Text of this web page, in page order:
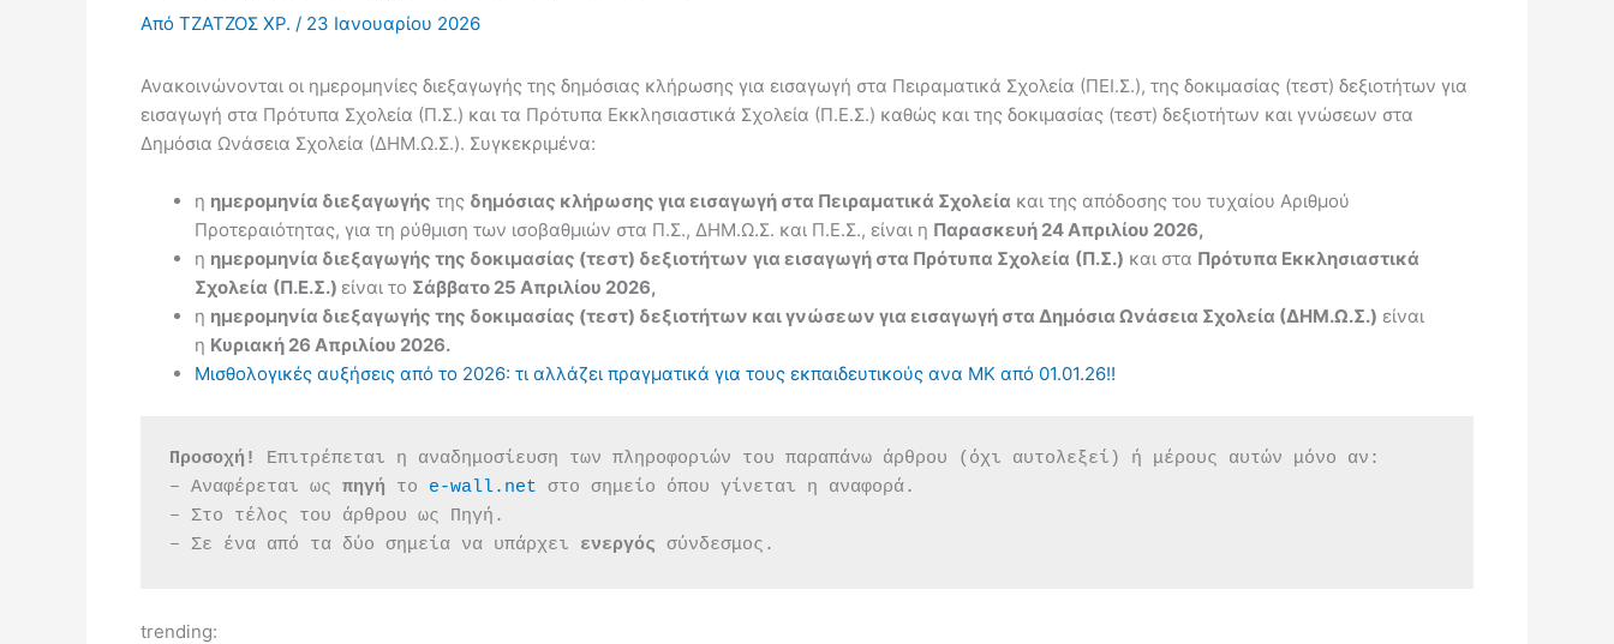
Από ΤΖΑΤΖΟΣ ΧΡ. / 23 Ιανουαρίου 2026
Ανακοινώνονται οι ημερομηνίες διεξαγωγής της δημόσιας κλήρωσης για εισαγωγή στα Πειραματικά Σχολεία (ΠΕΙ.Σ.), της δοκιμασίας (τεστ) δεξιοτήτων για
εισαγωγή στα Πρότυπα Σχολεία (Π.Σ.) και τα Πρότυπα Εκκλησιαστικά Σχολεία (Π.Ε.Σ.) καθώς και της δοκιμασίας (τεστ) δεξιοτήτων και γνώσεων στα
Δημόσια Ωνάσεια Σχολεία (ΔΗΜ.Ω.Σ.). Συγκεκριμένα:
η ημερομηνία διεξαγωγής της δημόσιας κλήρωσης για εισαγωγή στα Πειραματικά Σχολεία και της απόδοσης του τυχαίου Αριθμού
Προτεραιότητας, για τη ρύθμιση των ισοβαθμιών στα Π.Σ., ΔΗΜ.Ω.Σ. και Π.Ε.Σ., είναι η Παρασκευή 24 Απριλίου 2026,
η ημερομηνία διεξαγωγής της δοκιμασίας (τεστ) δεξιοτήτων για εισαγωγή στα Πρότυπα Σχολεία (Π.Σ.) και στα Πρότυπα Εκκλησιαστικά
Σχολεία (Π.Ε.Σ.) είναι το Σάββατο 25 Απριλίου 2026,
η ημερομηνία διεξαγωγής της δοκιμασίας (τεστ) δεξιοτήτων και γνώσεων για εισαγωγή στα Δημόσια Ωνάσεια Σχολεία (ΔΗΜ.Ω.Σ.) είναι
η Κυριακή 26 Απριλίου 2026.
Μισθολογικές αυξήσεις από το 2026: τι αλλάζει πραγματικά για τους εκπαιδευτικούς ανα ΜΚ από 01.01.26!!
Προσοχή!
Επιτρέπεται η αναδημοσίευση των πληροφοριών του παραπάνω άρθρου (όχι αυτολεξεί) ή μέρους αυτών μόνο αν:
– Αναφέρεται ως πηγή το e-wall.net στο σημείο όπου γίνεται η αναφορά.
– Στο τέλος του άρθρου ως Πηγή.
– Σε ένα από τα δύο σημεία να υπάρχει ενεργός σύνδεσμος.
trending: